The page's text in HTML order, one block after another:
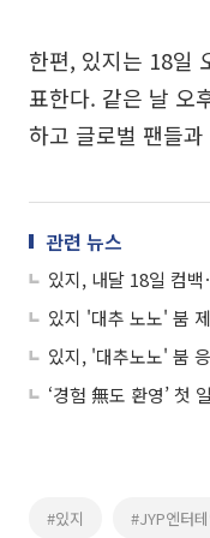
한편, 있지는 18일
표한다. 같은 날 오
하고 글로벌 팬들
관련 뉴스
있지, 내달 18일 컴
있지 '대추 노노' 붐
있지, '대추노노' 붐
‘경험 無도 환영’ 첫
#있지 #JYP엔터